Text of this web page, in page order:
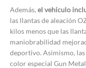
Además, el vehículo
las llantas de aleación
kilos menos que las
maniobrabilidad
deportivo. Asimismo,
color especial Gun